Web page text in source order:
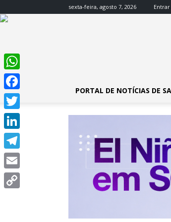
sexta-feira, agosto 7, 2026
PORTAL DE NOTÍCIAS DE
WhatsApp
Facebook
Twitter
LinkedIn
Telegram
Email